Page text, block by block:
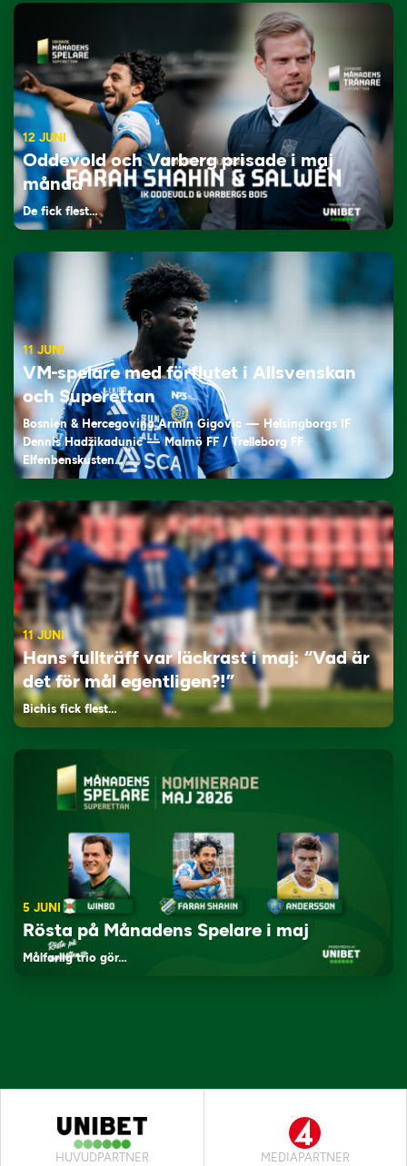
12 JUNI
Oddevold och Varberg prisade i maj
månad
De fick flest…
11 JUNI
VM-spelare med förflutet i Allsvenskan
och Superettan
Bosnien & Hercegovina Armin Gigovic — Helsingborgs IF
Dennis Hadžikadunić — Malmö FF / Trelleborg FF
Elfenbenskusten…
11 JUNI
Hans fullträff var läckrast i maj: “Vad är
det för mål egentligen?!”
Bichis fick flest…
5 JUNI
Rösta på Månadens Spelare i maj
Målfarlig trio gör…
HUVUDPARTNER MEDIAPARTNER